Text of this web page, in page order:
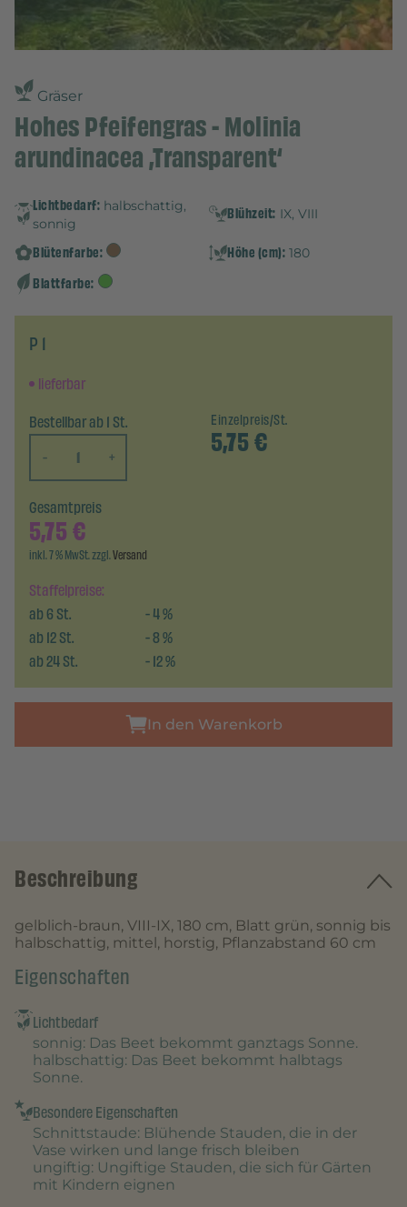
Gräser
Hohes Pfeifengras - Molinia
arundinacea ‚Transparent‘
Lichtbedarf: halbschattig,
sonnig
Blühzeit: IX, VIII
Blütenfarbe: Höhe (cm): 180
Blattfarbe:
P 1
lieferbar
Bestellbar ab 1 St.
-
+
Einzelpreis/St.
5,75€
Staffelpreise:
ab6St. -4%
ab12St. -8%
ab24St. -12%
Gesamtpreis
5,75€
inkl. 7 % MwSt. zzgl.Versand
In den Warenkorb
Beschreibung
gelblich-braun, VIII-IX, 180 cm, Blatt grün, sonnig bis
halbschattig, mittel, horstig, Pflanzabstand 60 cm
Eigenschaften
Lichtbedarf
sonnig: Das Beet bekommt ganztags Sonne.
halbschattig: Das Beet bekommt halbtags
Sonne.
Besondere Eigenschaften
Schnittstaude: Blühende Stauden, die in der
Vase wirken und lange frisch bleiben
ungiftig: Ungiftige Stauden, die sich für Gärten
mit Kindern eignen